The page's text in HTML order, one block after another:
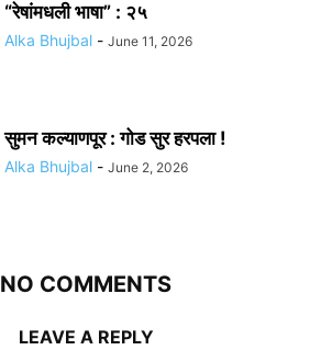
“रेषांमधली भाषा” : २५
Alka Bhujbal - June 11, 2026
सुमन कल्याणपूर : गोड सुर हरपला !
Alka Bhujbal - June 2, 2026
NO COMMENTS
LEAVE A REPLY